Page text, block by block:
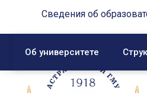
Сведения об
Об университете